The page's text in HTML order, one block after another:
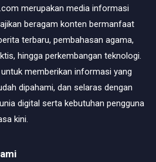
merupakan media informasi
beragam konten bermanfaat
terbaru, pembahasan agama,
hingga perkembangan teknologi.
memberikan informasi yang
dipahami, dan selaras dengan
digital serta kebutuhan pengguna
kini.